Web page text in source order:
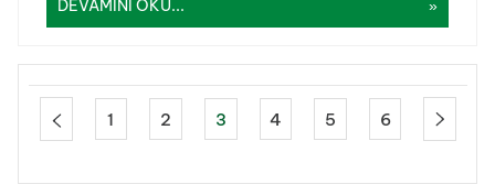
KAVUN DOLMASI TARIFI
AIRFRYER'DA TAZE OTLU FALAFEL
KÖZLENMIŞ KAPYA BIBER ÇORBASI
PRATIK VE LEZZETLI ÇERKES TAVUĞU
PERDE PILAVI TARIFI
ZEYTINYAĞLI KAPYA BIBER DOLMASI
PANCARLI HUMUS TARIFI
AIRFRYER’DA ÇIN BÖREĞI TARIFI
ŞEFTALILI TART TARIFI
AIRFRYER’DA LEZZET PATLAMASI:
DEVAMINI OKU...
1 2 3 4 5 6